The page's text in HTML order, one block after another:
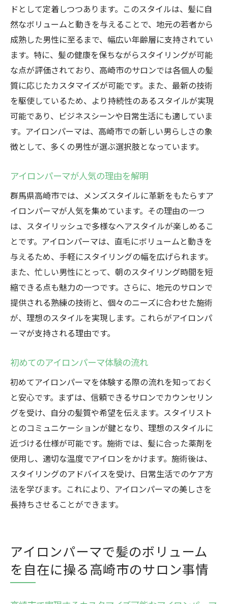
ーマ
高崎市で実現する理想のヘアスタイルアイロン
パーマの可能性
理想のスタイルを実現するためのポイント
アイロンパーマでなりたい自分を演出
高崎市のサロンが追求する完璧なスタイル
アイロンパーマで実現する多様なスタイル
ヘアスタイルの可能性を広げるアイロンパ
ーマ
髪質に合わせたカスタマイズ高崎市のアイロン
パーマの実力
髪質に応じたアイロンパーマのアプローチ
高崎市のサロンが提供するオーダーメイド
サービス
髪質別に選べるアイロンパーマの種類
アイロンパーマがもたらす髪質改善効果
髪質に最適なスタイルの探し方
プロが提案する髪質対応のケア方法
日常に変化を高崎市でアイロンパーマを取り入
れるメリット
日常生活に溶け込むアイロンパーマの利点
アイロンパーマで始める新しい毎日
高崎市での生活にアイロンパーマを取り入
れる理由
アイロンパーマがもたらす自信と自己表現
日常に彩りを加えるアイロンパーマ
新たな自分を発見するためのスタイルチェ
ンジ
ドとして定着しつつあります。このスタイルは、髪に自
然なボリュームと動きを与えることで、地元の若者から
成熟した男性に至るまで、幅広い年齢層に支持されてい
ます。特に、髪の健康を保ちながらスタイリングが可能
な点が評価されており、高崎市のサロンでは各個人の髪
質に応じたカスタマイズが可能です。また、最新の技術
を駆使しているため、より持続性のあるスタイルが実現
可能であり、ビジネスシーンや日常生活にも適していま
す。アイロンパーマは、高崎市での新しい男らしさの象
徴として、多くの男性が選ぶ選択肢となっています。
アイロンパーマが人気の理由を解明
群馬県高崎市では、メンズスタイルに革新をもたらすア
イロンパーマが人気を集めています。その理由の一つ
は、スタイリッシュで多様なヘアスタイルが楽しめるこ
とです。アイロンパーマは、直毛にボリュームと動きを
与えるため、手軽にスタイリングの幅を広げられます。
また、忙しい男性にとって、朝のスタイリング時間を短
縮できる点も魅力の一つです。さらに、地元のサロンで
提供される熟練の技術と、個々のニーズに合わせた施術
が、理想のスタイルを実現します。これらがアイロンパ
ーマが支持される理由です。
初めてのアイロンパーマ体験の流れ
初めてアイロンパーマを体験する際の流れを知っておく
と安心です。まずは、信頼できるサロンでカウンセリン
グを受け、自分の髪質や希望を伝えます。スタイリスト
とのコミュニケーションが鍵となり、理想のスタイルに
近づける仕様が可能です。施術では、髪に合った薬剤を
使用し、適切な温度でアイロンをかけます。施術後は、
スタイリングのアドバイスを受け、日常生活でのケア方
法を学びます。これにより、アイロンパーマの美しさを
長持ちさせることができます。
アイロンパーマで髪のボリューム
を自在に操る高崎市のサロン事情